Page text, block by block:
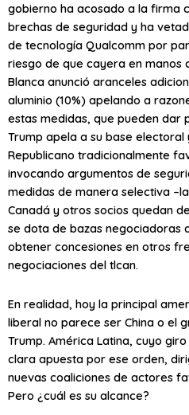
gobierno ha acosado a la firma
brechas de seguridad y ha
de tecnología Qualcomm por
riesgo de que cayera en manos
Blanca anunció aranceles
aluminio (10%) apelando a
estas medidas, que pueden dar
Trump apela a su base
Republicano tradicionalmente
invocando argumentos de
medidas de manera selectiva –la
Canadá y otros socios quedan
se dota de bazas negociadoras
obtener concesiones en otros
negociaciones del tlcan.
En realidad, hoy la principal
liberal no parece ser China o el
Trump. América Latina, cuyo
clara apuesta por ese orden,
nuevas coaliciones de actores
Pero ¿cuál es su alcance?